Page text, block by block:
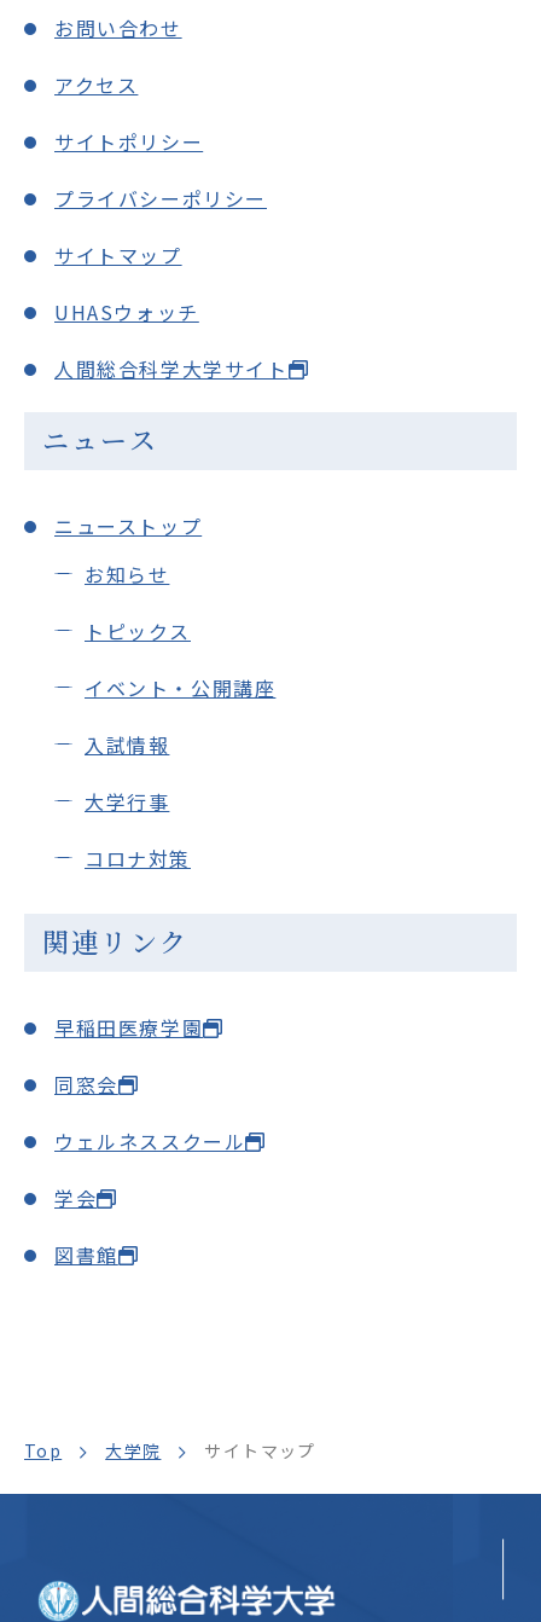
お問い合わせ
アクセス
サイトポリシー
プライバシーポリシー
サイトマップ
UHASウォッチ
人間総合科学大学サイト
ニュース
ニューストップ
お知らせ
トピックス
イベント・公開講座
入試情報
大学行事
コロナ対策
関連リンク
早稲田医療学園
同窓会
ウェルネススクール
学会
図書館
Top 大学院 サイトマップ